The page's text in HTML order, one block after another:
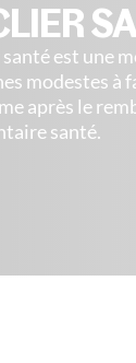
est une
modestes à
après le
santé.